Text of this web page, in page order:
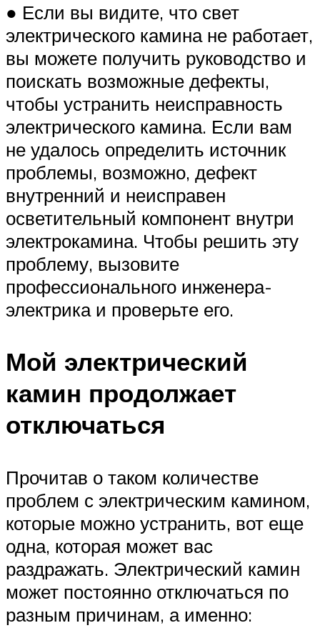
● Если вы видите, что свет
электрического камина не работает,
вы можете получить руководство и
поискать возможные дефекты,
чтобы устранить неисправность
электрического камина. Если вам
не удалось определить источник
проблемы, возможно, дефект
внутренний и неисправен
осветительный компонент внутри
электрокамина. Чтобы решить эту
проблему, вызовите
профессионального инженера-
электрика и проверьте его.
Мой электрический
камин продолжает
отключаться
Прочитав о таком количестве
проблем с электрическим камином,
которые можно устранить, вот еще
одна, которая может вас
раздражать. Электрический камин
может постоянно отключаться по
разным причинам, а именно: